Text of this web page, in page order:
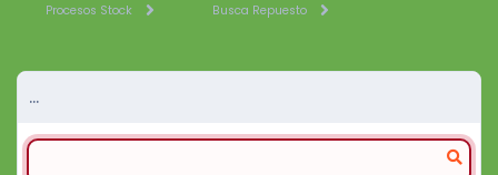
Procesos Stock Busca Repuesto
...